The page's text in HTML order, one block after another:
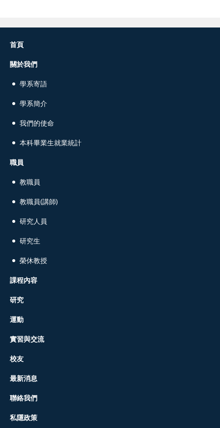
首頁
關於我們
學系寄語
學系簡介
我們的使命
本科畢業生就業統計
職員
教職員
教職員(講師)
研究人員
研究生
榮休教授
課程內容
研究
運動
實習與交流
校友
最新消息
聯絡我們
私隱政策